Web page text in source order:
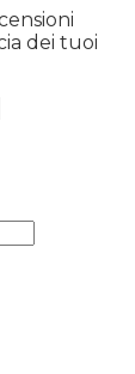
dei tuoi